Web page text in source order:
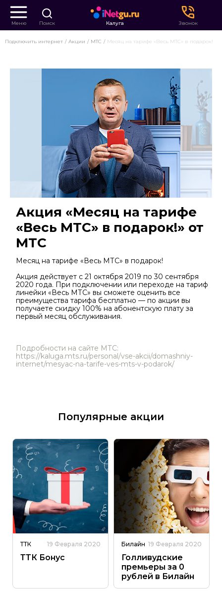
Меню Поиск Калуга Звонок
Подключить интернет Акции МТС Месяц на тарифе «Весь МТС» в подарок!
Акция «Месяц на тарифе
«Весь МТС» в подарок!» от
МТС
Месяц на тарифе «Весь МТС» в подарок!
Акция действует с 21 октября 2019 по 30 сентября
2020 года. При подключении или переходе на тариф
линейки «Весь МТС» вы сможете оценить все
преимущества тарифа бесплатно — по акции вы
получаете скидку 100% на абонентскую плату за
первый месяц обслуживания.
Подробности на сайте МТС:
https://kaluga.mts.ru/personal/vse-akcii/domashniy-
internet/mesyac-na-tarife-ves-mts-v-podarok/
Популярные акции
ТТК 19 Февраля 2020
ТТК Бонус
Билайн 19 Февраля 2020
Голливудские
премьеры за 0
рублей в Билайн
ТВ!